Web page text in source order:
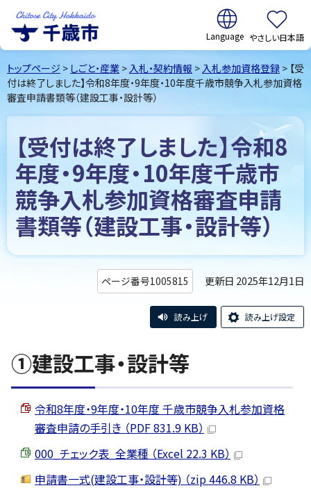
千歳市Chitose
City Hokkaido
翻訳:
やさしい日本語
トップページ > しごと・産業 >入札・契約情報 >入札参加資格登録 > 【受
付は終了しました】令和8年度・9年度・10年度千歳市競争入札参加資格
審査申請書類等（建設工事・設計等）
【受付は終了しました】令和8
年度・9年度・10年度千歳市
競争入札参加資格審査申請
書類等（建設工事・設計等）
ページ番号1005815 更新日 2025年12月1日
読み上げ 読み上げ設定
①建設工事・設計等
令和8年度・9年度・10年度 千歳市競争入札参加資格
審査申請の手引き （PDF 831.9 KB）
000_チェック表_全業種 （Excel 22.3 KB）
申請書一式(建設工事・設計等) （zip 446.8 KB）